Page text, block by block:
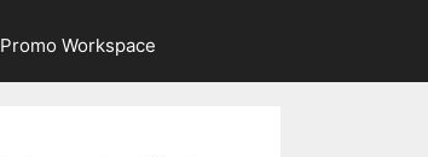
Promo Workspace